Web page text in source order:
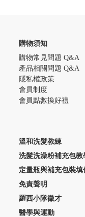
購物須知
購物常見問題 Q&A
產品相關問題 Q&A
隱私權政策
會員制度
會員點數換好禮
溫和洗髮教練
洗髮洗澡粉補充包教
定量瓶與補充包裝填
免責聲明
羅西小隊徵才
醫學與運動